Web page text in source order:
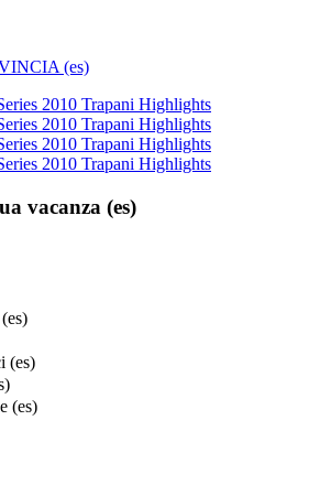
(es)
2010 Trapani Highlights
2010 Trapani Highlights
2010 Trapani Highlights
2010 Trapani Highlights
vacanza (es)
(es)
(es)